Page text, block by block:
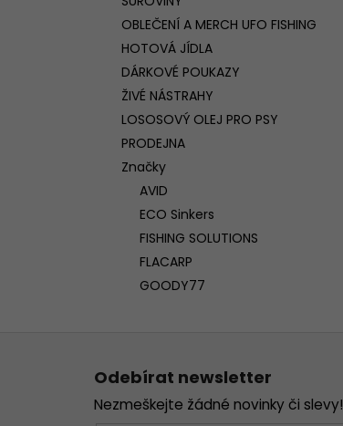
OBLEČENÍ A MERCH UFO FISHING
HOTOVÁ JÍDLA
DÁRKOVÉ POUKAZY
ŽIVÉ NÁSTRAHY
LOSOSOVÝ OLEJ PRO PSY
PRODEJNA
Značky
AVID
ECO Sinkers
FISHING SOLUTIONS
FLACARP
GOODY77
Odebírat newsletter
Nezmeškejte žádné novinky či slevy!